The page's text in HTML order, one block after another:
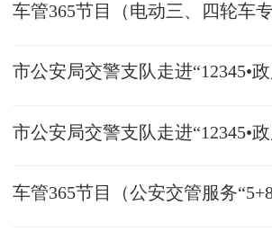
车管365节目（电动三、四轮车
市公安局交警支队走进“12345•
市公安局交警支队走进“12345•
车管365节目（公安交管服务